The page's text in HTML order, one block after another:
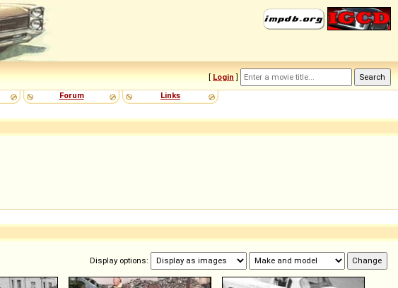
[ Login ]
Forum Links
Display options: